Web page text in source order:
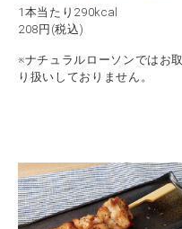
1本当たり290kcal
208 円(税込)
※ナチュラルローソンではお取
り扱いしておりません。